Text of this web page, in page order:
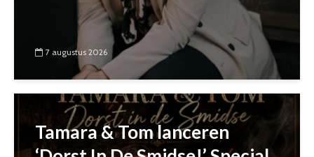
7 augustus 2026
Tamara & Tom lanceren